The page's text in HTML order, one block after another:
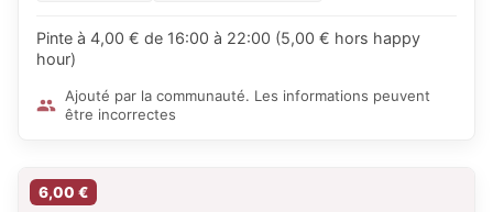
Pinte à 4,00 € de 16:00 à 22:00 (5,00 € hors happy
hour)
Ajouté par la communauté. Les informations peuvent
être incorrectes
6,00 €